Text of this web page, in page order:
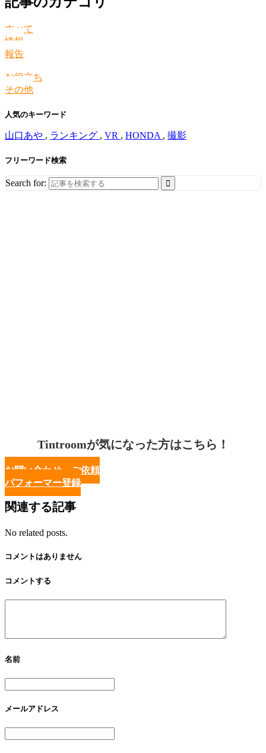
すべて
情報
報告
お役立ち
その他
人気のキーワード
山口あや , ランキング , VR , HONDA , 撮影
フリーワード検索
Search for:
Tintroomが気になった方はこちら！
お問い合わせ・ご依頼
パフォーマー登録
関連する記事
No related posts.
コメントはありません
コメントする
名前
メールアドレス